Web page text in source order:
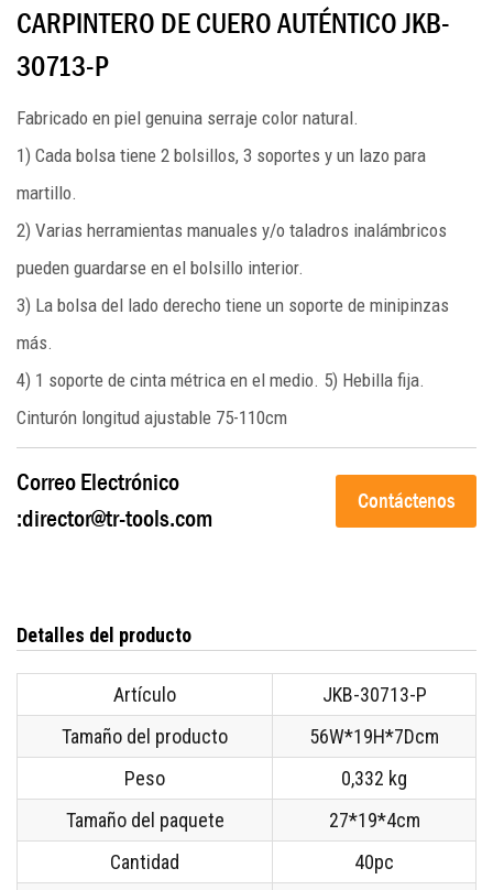
CARPINTERO DE CUERO AUTÉNTICO JKB-
30713-P
Fabricado en piel genuina serraje color natural.
1) Cada bolsa tiene 2 bolsillos, 3 soportes y un lazo para
martillo.
2) Varias herramientas manuales y/o taladros inalámbricos
pueden guardarse en el bolsillo interior.
3) La bolsa del lado derecho tiene un soporte de minipinzas
más.
4) 1 soporte de cinta métrica en el medio. 5) Hebilla fija.
Cinturón longitud ajustable 75-110cm
Correo Electrónico
:director@tr-tools.com
Contáctenos
Detalles del producto
Artículo
JKB-30713-P
Tamaño del producto
56W*19H*7Dcm
Peso
0,332 kg
Tamaño del paquete
27*19*4cm
Cantidad
40pc